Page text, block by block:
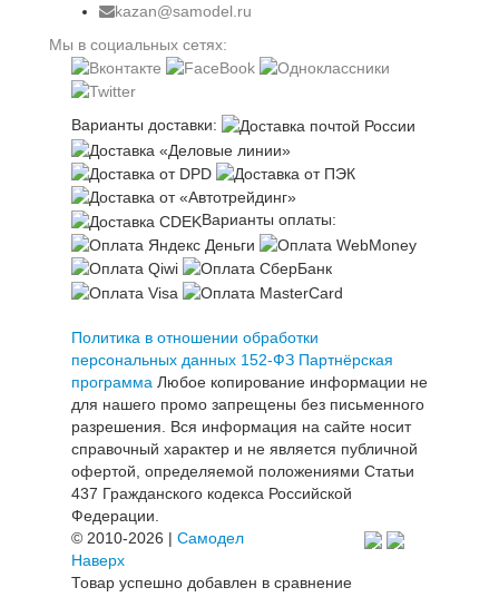
kazan@samodel.ru
Мы в социальных сетях:
Варианты доставки:
Варианты оплаты:
Политика в отношении обработки
персональных данных 152-ФЗ Партнёрская
программа Любое копирование информации не
для нашего промо запрещены без письменного
разрешения. Вся информация на сайте носит
справочный характер и не является публичной
офертой, определяемой положениями Статьи
437 Гражданского кодекса Российской
Федерации.
© 2010-2026 | Самодел
Наверх
Товар успешно добавлен в сравнение